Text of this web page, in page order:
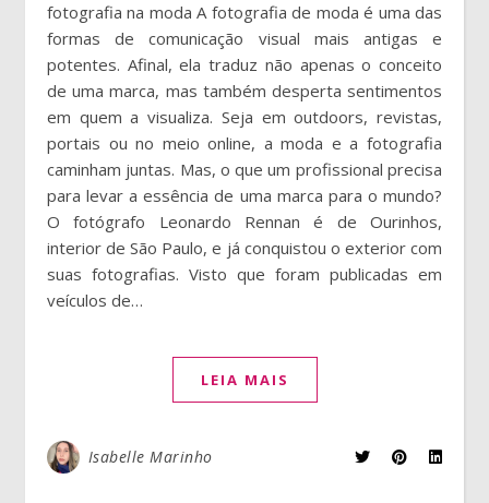
fotografia na moda A fotografia de moda é uma das
formas de comunicação visual mais antigas e
potentes. Afinal, ela traduz não apenas o conceito
de uma marca, mas também desperta sentimentos
em quem a visualiza. Seja em outdoors, revistas,
portais ou no meio online, a moda e a fotografia
caminham juntas. Mas, o que um profissional precisa
para levar a essência de uma marca para o mundo?
O fotógrafo Leonardo Rennan é de Ourinhos,
interior de São Paulo, e já conquistou o exterior com
suas fotografias. Visto que foram publicadas em
veículos de…
LEIA MAIS
Isabelle Marinho